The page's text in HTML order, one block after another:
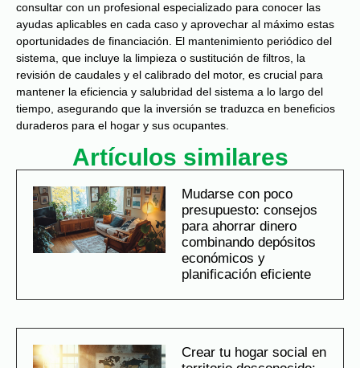
consultar con un profesional especializado para conocer las
ayudas aplicables en cada caso y aprovechar al máximo estas
oportunidades de financiación. El mantenimiento periódico del
sistema, que incluye la limpieza o sustitución de filtros, la
revisión de caudales y el calibrado del motor, es crucial para
mantener la eficiencia y salubridad del sistema a lo largo del
tiempo, asegurando que la inversión se traduzca en beneficios
duraderos para el hogar y sus ocupantes.
Artículos similares
Mudarse con poco
presupuesto: consejos
para ahorrar dinero
combinando depósitos
económicos y
planificación eficiente
Crear tu hogar social en